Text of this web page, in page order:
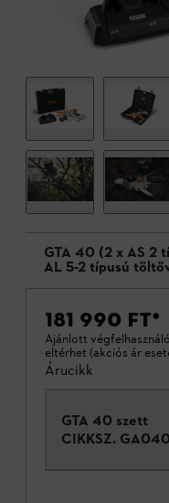
GTA 40 (2 x AS 2
AL 5-2 típusú
181 990 FT*
Ajánlott
eltérhet (akciós ár
Árucikk
GTA 40 szett
CIKKSZ.